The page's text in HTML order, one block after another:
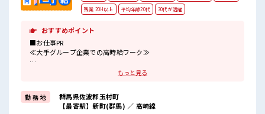
残業 20H以上
平均年齢20代 30代が活躍
おすすめポイント
■お仕事PR
≪大手グループ企業での高時給ワーク≫
【高時給×未経験OK】のお仕事、
「未経験で不安…」という方も安心♪
サポート体制もバッチリ！
未経験からでも安心してスタートできます☆
もっと見る
勤 務 地
群馬県佐波郡玉村町
【最寄駅】新町(群馬) ／ 高崎線